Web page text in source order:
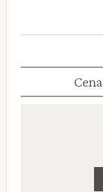
Cena